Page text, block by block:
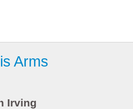
Arms
Irving